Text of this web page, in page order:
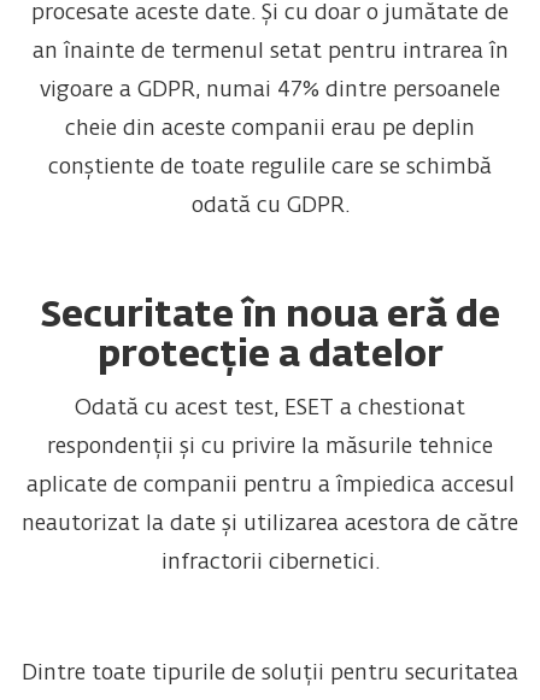
procesate aceste date. Și cu doar o jumătate de
an înainte de termenul setat pentru intrarea în
vigoare a GDPR, numai 47% dintre persoanele
cheie din aceste companii erau pe deplin
conștiente de toate regulile care se schimbă
odată cu GDPR.
Securitate în noua eră de
protecție a datelor
Odată cu acest test, ESET a chestionat
respondenții și cu privire la măsurile tehnice
aplicate de companii pentru a împiedica accesul
neautorizat la date și utilizarea acestora de către
infractorii cibernetici.
Dintre toate tipurile de soluții pentru securitatea